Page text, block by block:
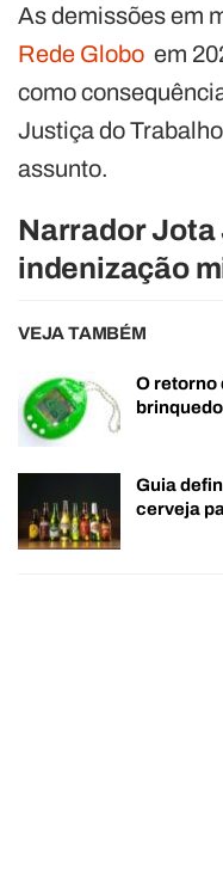
As demissões em
Rede Globo em
como
Justiça do
assunto.
Narrador Jota
indenização
VEJA TAMBÉM
O retorno
Guia
cerveja